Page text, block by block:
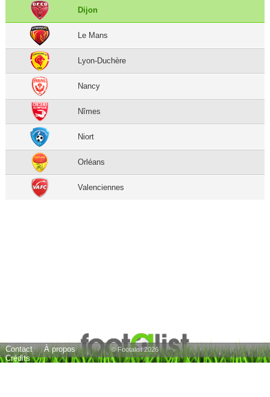
Dijon
Le Mans
Lyon-Duchère
Nancy
Nîmes
Niort
Orléans
Valenciennes
Contact
À propos
Crédits
© Footalist 2026